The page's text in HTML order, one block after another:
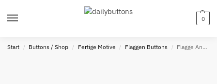
0
Start / Buttons / Shop / Fertige Motive / Flaggen Buttons / Flagge Angola Button